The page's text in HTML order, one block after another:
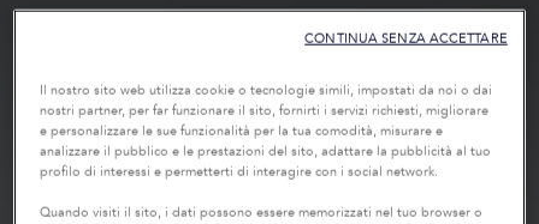
Il nostro sito web utilizza cookie o tecnologie simili, impostati da noi o dai
nostri partner, per far funzionare il sito, fornirti i servizi richiesti, migliorare
e personalizzare le sue funzionalità per la tua comodità, misurare e
analizzare il pubblico e le prestazioni del sito, adattare la pubblicità al tuo
profilo di interessi e permetterti di interagire con i social network.
Quando visiti il sito, i dati possono essere memorizzati nel tuo browser o
CONTINUA SENZA ACCETTARE